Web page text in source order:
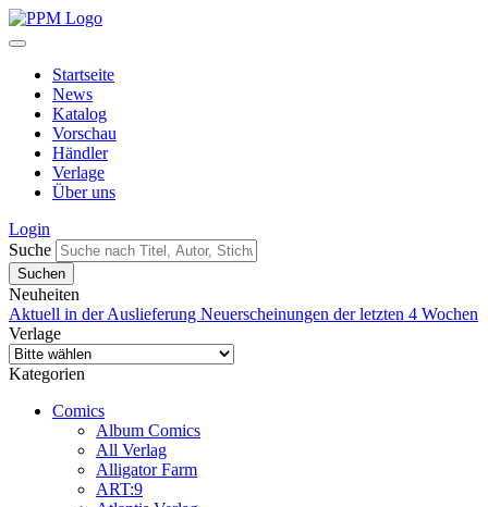
Startseite
News
Katalog
Vorschau
Händler
Verlage
Über uns
Login
Suche
Neuheiten
Aktuell in der Auslieferung Neuerscheinungen der letzten 4 Wochen
Verlage
Kategorien
Comics
Album Comics
All Verlag
Alligator Farm
ART:9